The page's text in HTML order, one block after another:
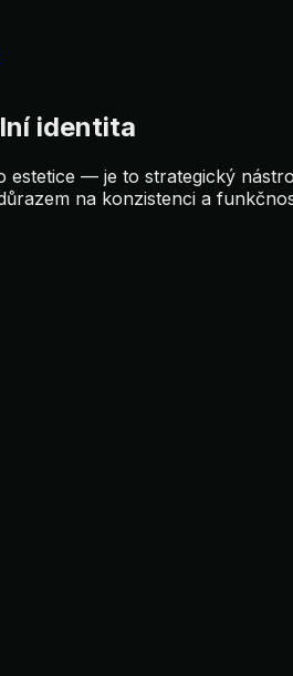
identita
estetice — je to strategický
na konzistenci a